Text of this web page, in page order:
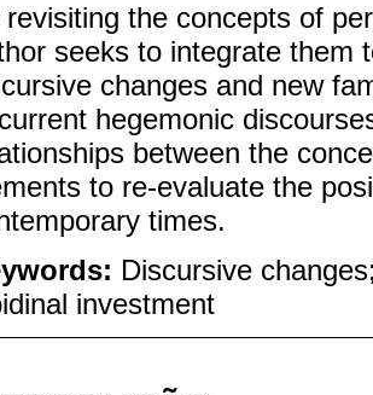
revisiting the concepts of
seeks to integrate them
changes and new
hegemonic
between the
to re-evaluate the
times.
Discursive
investment